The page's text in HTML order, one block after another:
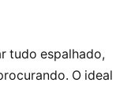
tudo espalhado,
O ideal